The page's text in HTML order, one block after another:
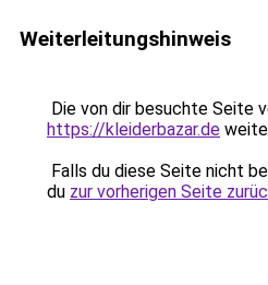
Weiterleitungshinweis
Die von dir besuchte Seite
https://kleiderbazar.de
Falls du diese Seite nicht
du zur vorherigen Seite